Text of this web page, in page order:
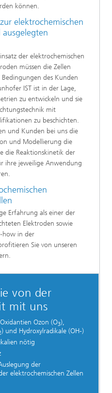
können.
elektrochemischen
der elektrochemischen
müssen die Zellen
des Kunden
IST ist in der Lage,
zu entwickeln und sie
mit
zu beschichten.
und Kunden bei uns die
und Modellierung die
die Reaktionskinetik der
ihre jeweilige Anwendung
Erfahrung als einer der
Elektroden sowie
how in der
Sie von unseren
von der
mit uns
Ozon (O3),
) und Hydroxylradikale (OH-)
nötig
der
elektrochemischen Zellen